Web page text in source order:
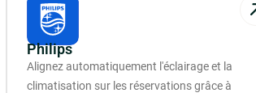
Philips
Alignez automatiquement l'éclairage et la
climatisation sur les réservations grâce à